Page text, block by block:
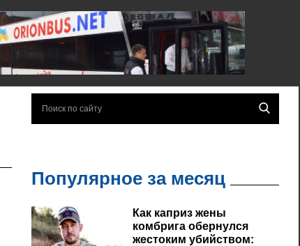
Популярное за месяц
Как каприз жены
комбрига обернулся
жестоким убийством: